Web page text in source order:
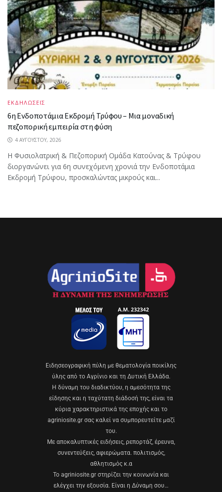
ΕΚΔΗΛΩΣΕΙΣ
6η Ενδοποτάμια Εκδρομή Τρύφου – Μια μοναδική
πεζοπορική εμπειρία στη φύση
4 ΑΥΓΟΎΣΤΟΥ, 2026
Η Φυσιολατρική & Πεζοπορική Ομάδα Κατούνας & Τρύφου
διοργανώνει για 6η συνεχόμενη χρονιά την Ενδοποτάμια
Εκδρομή Τρύφου, προσκαλώντας μικρούς και...
Eιδησεογραφική πύλη με θεματολογία ποικίλης
ύλης από το Αγρίνιο και τη Δυτική Ελλάδα.
Η δύναμη του διαδικτύου, η αμεσότητα της
είδησης και η ταχύτατη διάδοσή της, είναι τα
κύρια χαρακτηριστικά της εποχής και το
agriniosite.gr σας καλεί να συμπορευτείτε μαζί
του.
Με αποκαλυπτικές ειδήσεις, ρεπορτάζ, έρευνα,
συνεντεύξεις, αφιερώματα. πολιτισμός,
αθλητισμός κ.α
Το agriniosite.gr στηρίζει την κοινωνία και
ελέγχει την εξουσία. Είναι η Δύναμη σου…